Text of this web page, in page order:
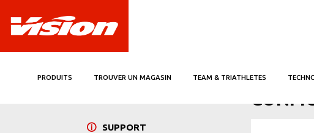
PRODUITS TROUVER UN MAGASIN TEAM & TRIATHLETES
SUPPORT
ACCUEIL